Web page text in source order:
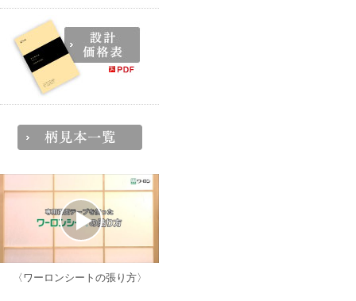
〈ワーロンシートの張り方〉